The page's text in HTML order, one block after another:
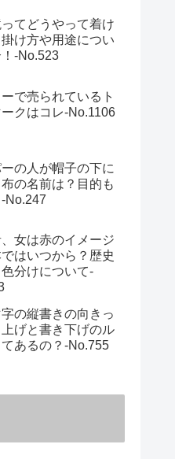
ってどうやって着け
け方や用途につい
‐No.523
で売られているト
クはコレ-No.1106
の人が帽子の下に
の名前は？目的も
女は赤のイメージ
はいつから？歴史
分けについて-
字の縦書きの向きっ
げと書き下げのル
あるの？‐No.755